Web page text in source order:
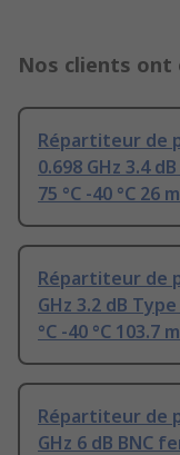
Nos clients ont
Répartiteur de
0.698 GHz 3.4
75 °C -40 °C 26
Répartiteur de
GHz 3.2 dB
°C -40 °C 103.7
Répartiteur de
GHz 6 dB BNC